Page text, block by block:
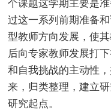
个课题这学期主要是
过这一系列前期准备
型教师方向发展，使
后向专家教师发展打
和自我挑战的主动性
来，归类整理，建立
研究起点。